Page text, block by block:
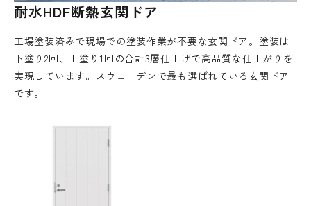
耐水HDF断熱玄関ドア
工場塗装済みで現場での塗装作業が不要な玄関ドア。塗装は
下塗り2回、上塗り1回の合計3層仕上げで高品質な仕上がりを
実現しています。スウェーデンで最も選ばれている玄関ドア
です。